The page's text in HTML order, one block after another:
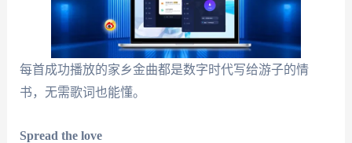
每首成功播放的家乡金曲都是数字时代写给游子的情
书，无需歌词也能懂。
Spread the love